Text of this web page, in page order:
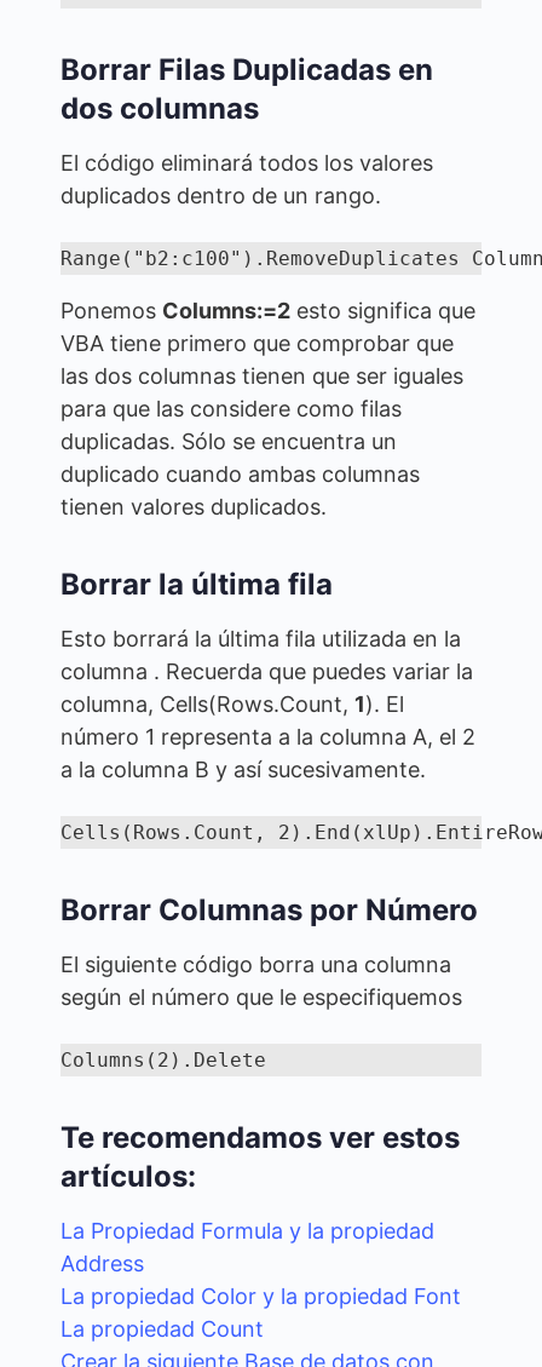
Borrar Filas Duplicadas en
dos columnas
El código eliminará todos los valores
duplicados dentro de un rango.
Range("b2:c100").RemoveDuplicates
Ponemos Columns:=2 esto significa que
VBA tiene primero que comprobar que
las dos columnas tienen que ser iguales
para que las considere como filas
duplicadas. Sólo se encuentra un
duplicado cuando ambas columnas
tienen valores duplicados.
Borrar la última fila
Esto borrará la última fila utilizada en la
columna . Recuerda que puedes variar la
columna, Cells(Rows.Count, 1). El
número 1 representa a la columna A, el 2
a la columna B y así sucesivamente.
Cells(Rows.Count,
Borrar Columnas por Número
El siguiente código borra una columna
según el número que le especifiquemos
Columns(2).Delete
Te recomendamos ver estos
artículos:
La Propiedad Formula y la propiedad
Address
La propiedad Color y la propiedad Font
La propiedad Count
Crear la siguiente Base de datos con